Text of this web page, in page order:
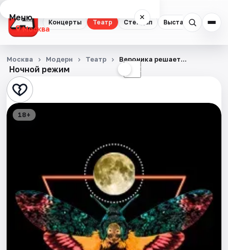
Концерты Театр Стендап Выставки
Меню ×
Москва
Концерты
Театр
Стендап
Экскурсии
Спорт
События
Ночной режим ☾
Москва Модерн Театр Вероника решает...
18+